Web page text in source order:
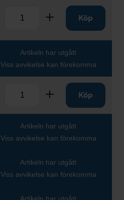
Ta bort Lägg tillKöp
Artikeln har utgått
Viss avvikelse kan förekomma
Ta bort Lägg tillKöp
Artikeln har utgått
Viss avvikelse kan förekomma
Artikeln har utgått
Viss avvikelse kan förekomma